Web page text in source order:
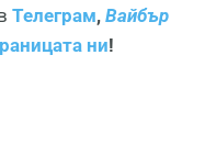
Телеграм, Вайбър
ни!